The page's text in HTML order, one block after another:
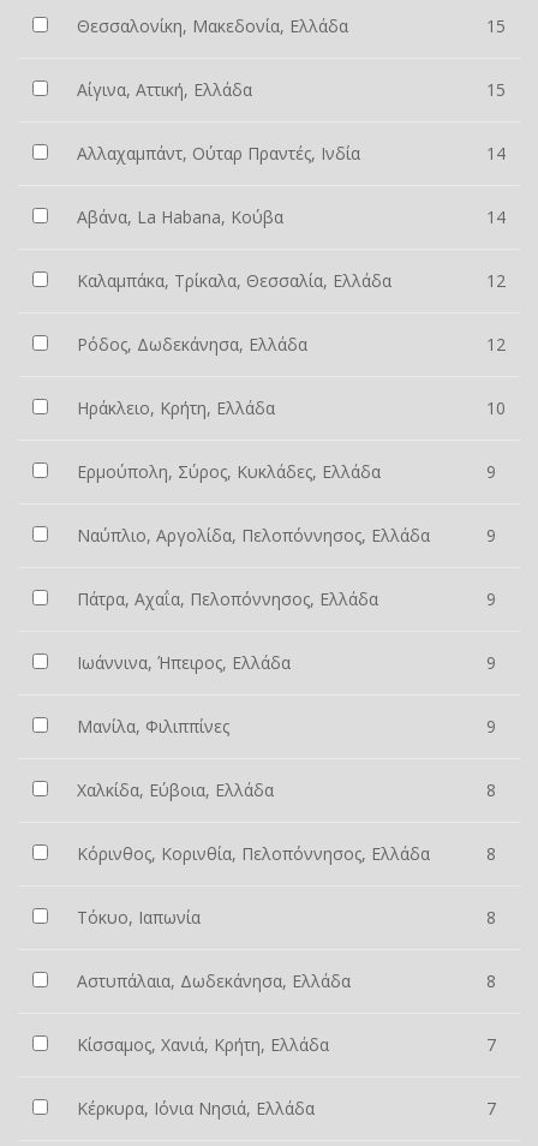
Θεσσαλονίκη, Μακεδονία, Ελλάδα 15
Αίγινα, Αττική, Ελλάδα 15
Αλλαχαμπάντ, Ούταρ Πραντές, Ινδία 14
Αβάνα, La Habana, Κούβα 14
Καλαμπάκα, Τρίκαλα, Θεσσαλία, Ελλάδα 12
Ρόδος, Δωδεκάνησα, Ελλάδα 12
Ηράκλειο, Κρήτη, Ελλάδα 10
Ερμούπολη, Σύρος, Κυκλάδες, Ελλάδα 9
Ναύπλιο, Αργολίδα, Πελοπόννησος, Ελλάδα 9
Πάτρα, Αχαΐα, Πελοπόννησος, Ελλάδα 9
Ιωάννινα, Ήπειρος, Ελλάδα 9
Μανίλα, Φιλιππίνες 9
Χαλκίδα, Εύβοια, Ελλάδα 8
Κόρινθος, Κορινθία, Πελοπόννησος, Ελλάδα 8
Τόκυο, Ιαπωνία 8
Αστυπάλαια, Δωδεκάνησα, Ελλάδα 8
Κίσσαμος, Χανιά, Κρήτη, Ελλάδα 7
Κέρκυρα, Ιόνια Νησιά, Ελλάδα 7